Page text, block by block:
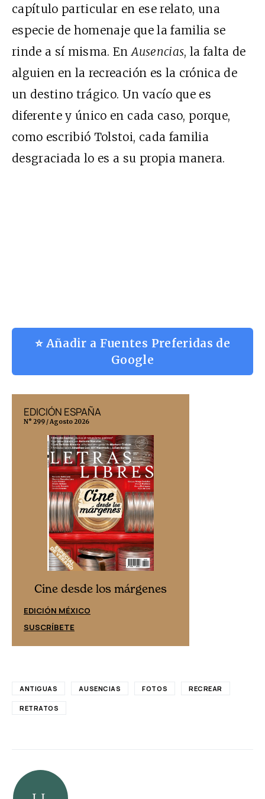
capítulo particular en ese relato, una
especie de homenaje que la familia se
rinde a sí misma. EnAusencias, la falta de
alguien en la recreación es la crónica de
un destino trágico. Un vacío que es
diferente y único en cada caso, porque,
como escribió Tolstoi, cada familia
desgraciada lo es a su propia manera.
⭐ Añadir a Fuentes Preferidas de
Google
EDICIÓN ESPAÑA
N° 299 / Agosto 2026
Cine desde los márgenes
EDICIÓN MÉXICO
SUSCRÍBETE
ANTIGUAS AUSENCIAS FOTOS RECREAR
RETRATOS